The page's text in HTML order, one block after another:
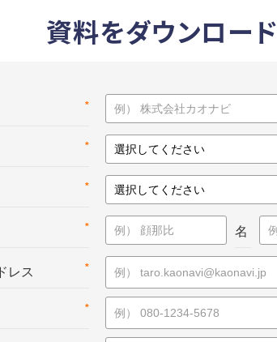
資料をダウンロード
*
*
*
* 名
*
レス
*